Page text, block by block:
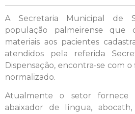
A Secretaria Municipal de
população palmeirense que
materiais aos pacientes
atendidos pela referida
Dispensação, encontra-se com
normalizado.
Atualmente o setor fornece
abaixador de língua,